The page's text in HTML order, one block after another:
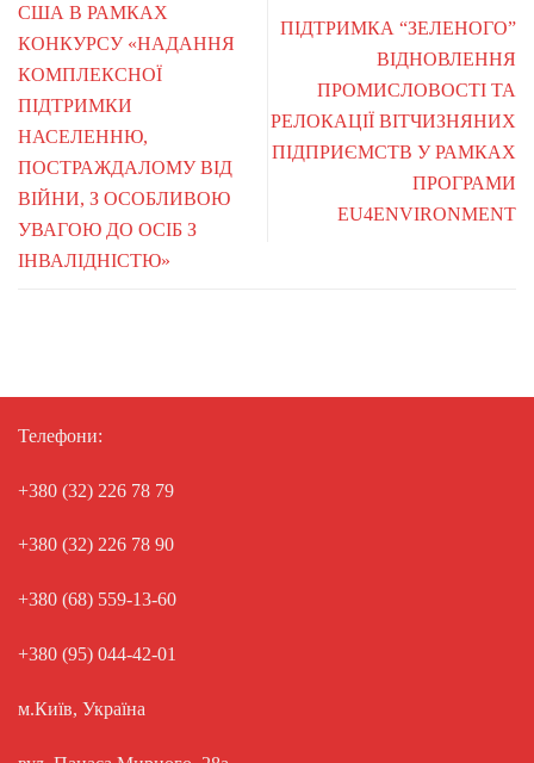
США В РАМКАХ
КОНКУРСУ «НАДАННЯ
КОМПЛЕКСНОЇ
ПІДТРИМКИ
НАСЕЛЕННЮ,
ПОСТРАЖДАЛОМУ ВІД
ВІЙНИ, З ОСОБЛИВОЮ
УВАГОЮ ДО ОСІБ З
ІНВАЛІДНІСТЮ»
ПІДТРИМКА “ЗЕЛЕНОГО”
ВІДНОВЛЕННЯ
ПРОМИСЛОВОСТІ ТА
РЕЛОКАЦІЇ ВІТЧИЗНЯНИХ
ПІДПРИЄМСТВ У РАМКАХ
ПРОГРАМИ
EU4ENVIRONMENT
Телефони:
+380 (32) 226 78 79
+380 (32) 226 78 90
+380 (68) 559-13-60
+380 (95) 044-42-01
м.Київ, Україна